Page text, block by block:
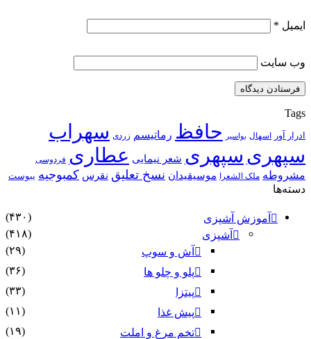
ایمیل *
وب‌ سایت
Tags
ادرار آور اسهال بواسیر حافظ رماتیسم زردی سهراب
سپهری سپهری شعر نیمایی عطاری فردوسی
مشروطه ملک الشعرا موسیقیدان نسخ تعلیق نقرس کمبوجیه یبوست
دسته‌ها
آموزش آشپزی
(۴۳۰)
آشپزی
(۴۱۸)
آش و سوپ
(۲۹)
پلو و چلو ها
(۳۶)
پیتزا
(۳۳)
پیش غذا
(۱۱)
تخم مرغ و املت
(۱۹)